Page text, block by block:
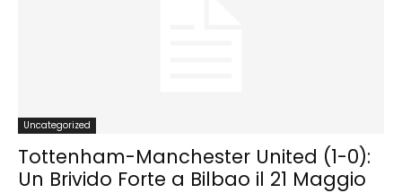
Uncategorized
Tottenham-Manchester United (1-0):
Un Brivido Forte a Bilbao il 21 Maggio